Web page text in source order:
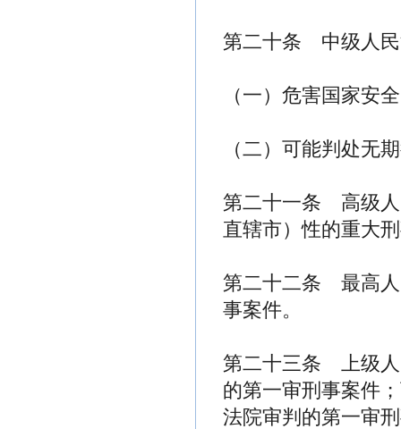
第二十条 中级人民
（一）危害国家安
（二）可能判处无
第二十一条 高级人
直辖市）性的重大
第二十二条 最高人
事案件。
第二十三条 上级人
的第一审刑事案件
法院审判的第一审